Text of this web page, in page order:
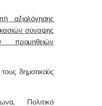
αξιολόγησης
σύναψης
προμηθειών
δημοτικούς
Πολιτικό